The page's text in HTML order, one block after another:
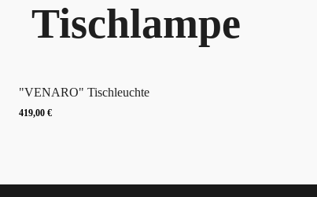
Tischlampe
"VENARO" Tischleuchte
419,00 €